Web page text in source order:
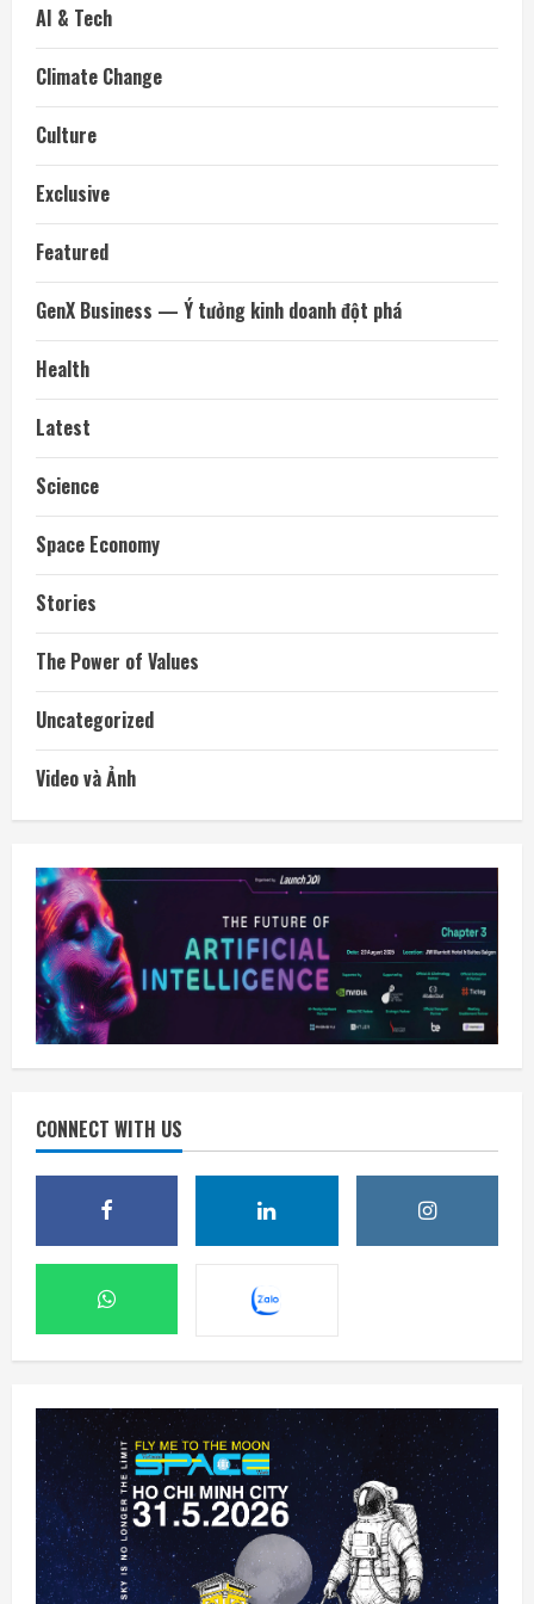
AI & Tech
Climate Change
Culture
Exclusive
Featured
GenX Business — Ý tưởng kinh doanh đột phá
Health
Latest
Science
Space Economy
Stories
The Power of Values
Uncategorized
Video và Ảnh
CONNECT WITH US
DeepSeek đầu tư vào Unitree, hợp tác phát
triển AI cho robot hình người
7 Tháng 8 2026, 22:20